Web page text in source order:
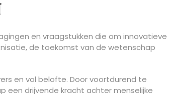
en vraagstukken die om innovatieve
de toekomst van de wetenschap
en vol belofte. Door voortdurend te
een drijvende kracht achter menselijke